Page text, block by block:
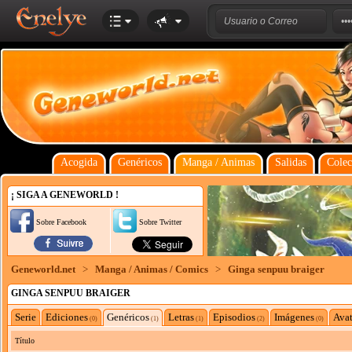
Acogida Genéricos Manga / Animas Salidas
¡ SIGA A GENEWORLD !
Sobre Facebook Sobre Twitter
Geneworld.net > Manga / Animas / Comics > Ginga senpuu braiger
GINGA SENPUU BRAIGER
Serie Ediciones (0) Genéricos (1) Letras (1) Episodios (2) Imágenes (0)
Título